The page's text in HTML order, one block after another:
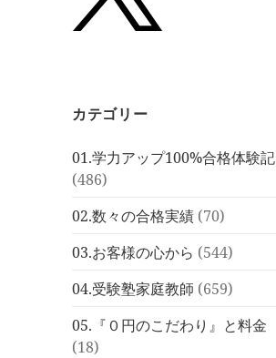
カテゴリー
01.学力アップ100%合格体験記
(486)
02.数々の合格実績 (70)
03.お客様の心から (544)
04.受験塾家庭教師 (659)
05.『０円のこだわり』と料金
(18)